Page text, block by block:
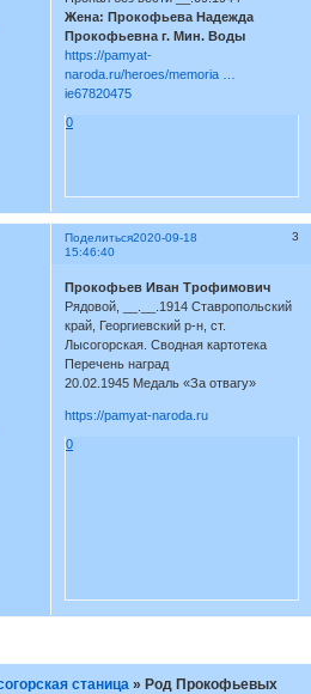
Жена: Прокофьева Надежда
Прокофьевна г. Мин. Воды
https://pamyat-
naroda.ru/heroes/memoria …
ie67820475
0
Поделиться 3
2020-09-18
15:46:40
Прокофьев Иван Трофимович
Рядовой, __.__.1914 Ставропольский
край, Георгиевский р-н, ст.
Лысогорская. Сводная картотека
Перечень наград
20.02.1945 Медаль «За отвагу»
https://pamyat-naroda.ru
0
станица » Род Прокофьевых